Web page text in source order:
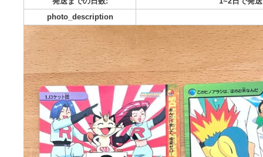
商品の状態:
やや傷
配送料の負担:
送料込み
配送の方法:
ゆうゆ
発送元の地域:
発送までの日数:
1~2
photo_description